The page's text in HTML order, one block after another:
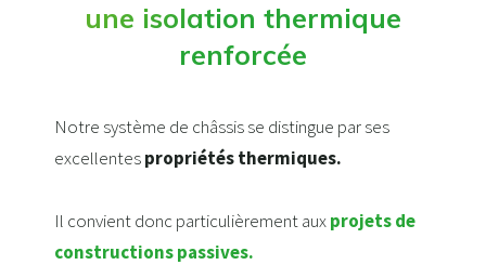
une isolation thermique
renforcée
Notre système de châssis se distingue par ses
excellentespropriétés thermiques.
Il convient donc particulièrement auxprojets de
constructions passives.